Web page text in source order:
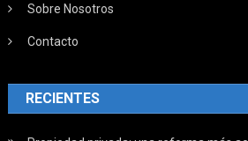
Sobre Nosotros
Contacto
RECIENTES